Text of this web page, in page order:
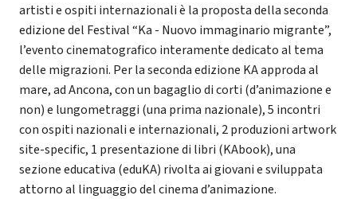
artisti e ospiti internazionali è la proposta della seconda
edizione del Festival “Ka - Nuovo immaginario migrante”,
l’evento cinematografico interamente dedicato al tema
delle migrazioni. Per la seconda edizione KA approda al
mare, ad Ancona, con un bagaglio di corti (d’animazione e
non) e lungometraggi (una prima nazionale), 5 incontri
con ospiti nazionali e internazionali, 2 produzioni artwork
site-specific, 1 presentazione di libri (KAbook), una
sezione educativa (eduKA) rivolta ai giovani e sviluppata
attorno al linguaggio del cinema d’animazione.